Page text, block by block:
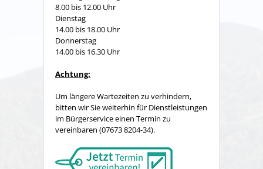
8.00 bis 12.00 Uhr
Dienstag
14.00 bis 18.00 Uhr
Donnerstag
14.00 bis 16.30 Uhr
Achtung:
Um längere Wartezeiten zu verhindern,
bitten wir Sie weiterhin für Dienstleistungen
im Bürgerservice einen Termin zu
vereinbaren (07673 8204-34).